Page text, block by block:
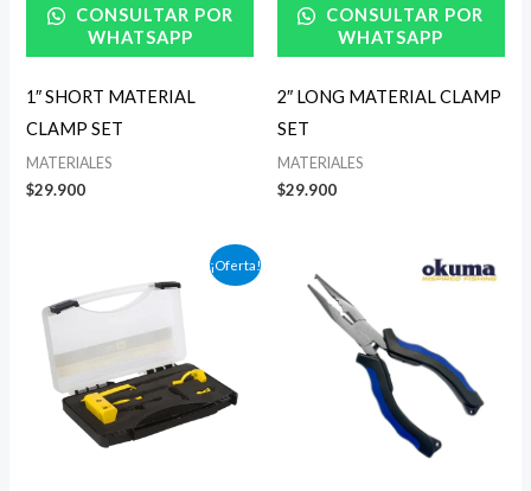
CONSULTAR POR
WHATSAPP
1″ SHORT MATERIAL
CLAMP SET
MATERIALES
$29.900
CONSULTAR POR
WHATSAPP
2″ LONG MATERIAL CLAMP
SET
MATERIALES
$29.900
¡Oferta!
original
$89.900.
precio